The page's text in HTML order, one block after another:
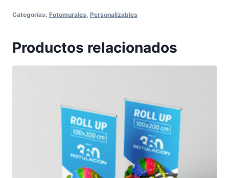
Categorías: Fotomurales Personalizables
Productos relacionados